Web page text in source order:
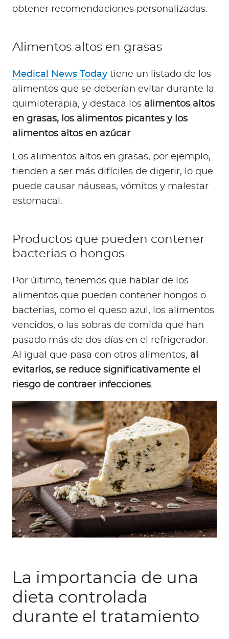
obtener recomendaciones personalizadas.
Alimentos altos en grasas
Medical News Today tiene un listado de los
alimentos que se deberían evitar durante la
quimioterapia, y destaca los alimentos altos
en grasas, los alimentos picantes y los
alimentos altos en azúcar.
Los alimentos altos en grasas, por ejemplo,
tienden a ser más difíciles de digerir, lo que
puede causar náuseas, vómitos y malestar
estomacal.
Productos que pueden contener
bacterias o hongos
Por último, tenemos que hablar de los
alimentos que pueden contener hongos o
bacterias, como el queso azul, los alimentos
vencidos, o las sobras de comida que han
pasado más de dos días en el refrigerador.
Al igual que pasa con otros alimentos, al
evitarlos, se reduce significativamente el
riesgo de contraer infecciones.
La importancia de una
dieta controlada
durante el tratamiento